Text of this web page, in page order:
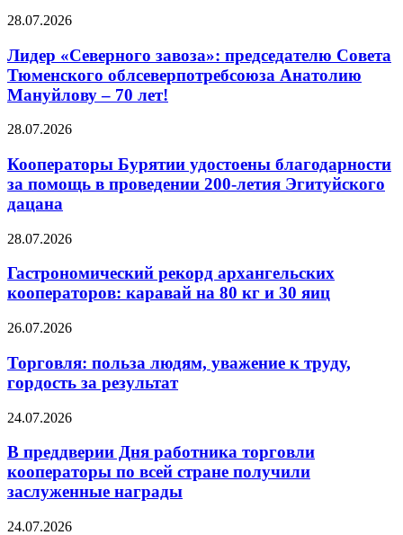
28.07.2026
Лидер «Северного завоза»: председателю Совета
Тюменского облсеверпотребсоюза Анатолию
Мануйлову – 70 лет!
28.07.2026
Кооператоры Бурятии удостоены благодарности
за помощь в проведении 200-летия Эгитуйского
дацана
28.07.2026
Гастрономический рекорд архангельских
кооператоров: каравай на 80 кг и 30 яиц
26.07.2026
Торговля: польза людям, уважение к труду,
гордость за результат
24.07.2026
В преддверии Дня работника торговли
кооператоры по всей стране получили
заслуженные награды
24.07.2026